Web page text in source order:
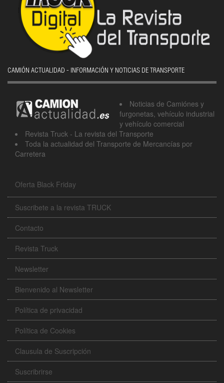
CAMIÓN ACTUALIDAD - INFORMACIÓN Y NOTICIAS DE TRANSPORTE
Noticias de Camiónes y
furgonetas, vehículo industrial
y vehículo comercial
Revista Truck - La revista del Transporte
Toda la actualidad del Transporte de Mercancías por
Carretera
Oferta Black Friday
Suscribete a la revista TRUCK
Contacto
Revista Truck
Newsletter
Bienvenido al Newsletter
Política de privacidad
Política de Cookies
Clausula de Suscripción
Suscribrirse